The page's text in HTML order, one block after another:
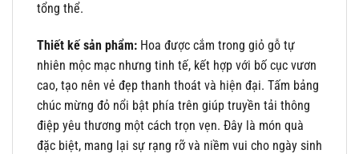
tổng thể.
Thiết kế sản phẩm: Hoa được cắm trong giỏ gỗ tự
nhiên mộc mạc nhưng tinh tế, kết hợp với bố cục vươn
cao, tạo nên vẻ đẹp thanh thoát và hiện đại. Tấm bảng
chúc mừng đỏ nổi bật phía trên giúp truyền tải thông
điệp yêu thương một cách trọn vẹn. Đây là món quà
đặc biệt, mang lại sự rạng rỡ và niềm vui cho ngày sinh